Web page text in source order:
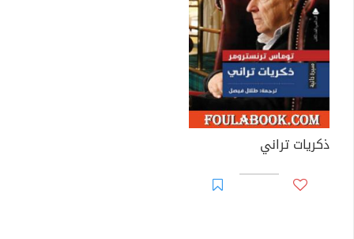
ذكريات تراني